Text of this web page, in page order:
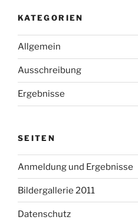
KATEGORIEN
Allgemein
Ausschreibung
Ergebnisse
SEITEN
Anmeldung und Ergebnisse
Bildergallerie 2011
Datenschutz